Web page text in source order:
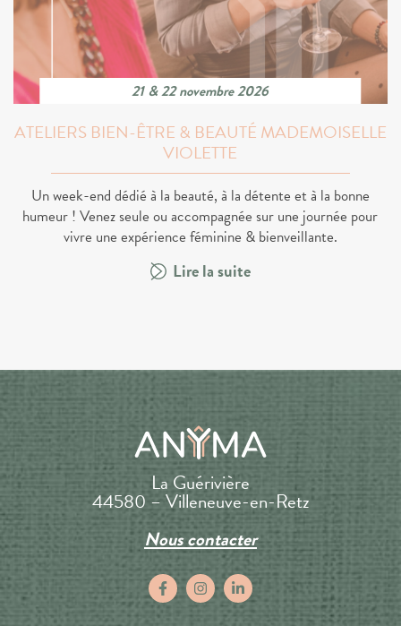
21 & 22 novembre 2026
ATELIERS BIEN-ÊTRE & BEAUTÉ MADEMOISELLE
VIOLETTE
Un week-end dédié à la beauté, à la détente et à la bonne
humeur ! Venez seule ou accompagnée sur une journée pour
vivre une expérience féminine & bienveillante.
Lire la suite
La Guérivière
44580 – Villeneuve-en-Retz
Nous contacter